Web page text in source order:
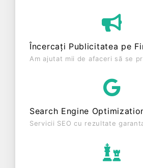
Încercați Publicitatea pe
Am ajutat mii de afaceri să se
Search Engine
Servicii SEO cu rezultate